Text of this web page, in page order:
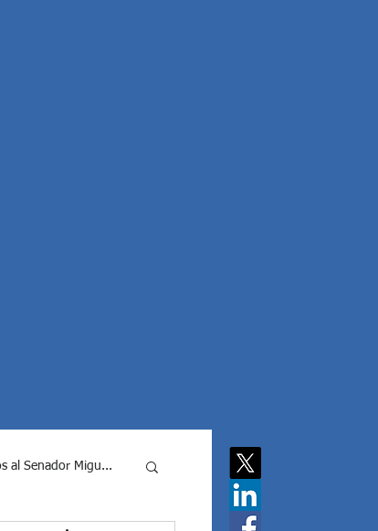
al Senador Migu...